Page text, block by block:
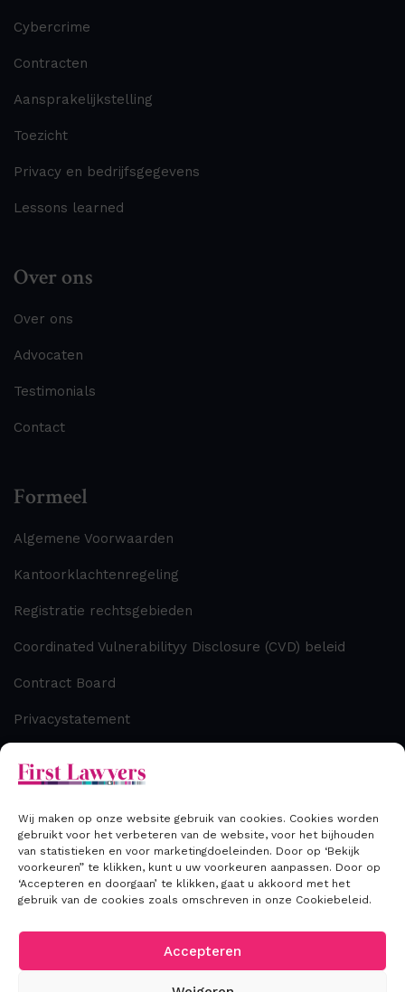
Wij maken op onze website gebruik van cookies. Cookies worden
gebruikt voor het verbeteren van de website, voor het bijhouden
van statistieken en voor marketingdoeleinden. Door op ‘Bekijk
voorkeuren” te klikken, kunt u uw voorkeuren aanpassen. Door op
‘Accepteren en doorgaan’ te klikken, gaat u akkoord met het
gebruik van de cookies zoals omschreven in onze Cookiebeleid.
Accepteren
Cybercrime
Contracten
Aansprakelijkstelling
Toezicht
Privacy en bedrijfsgegevens
Lessons learned
Over ons
Over ons
Advocaten
Testimonials
Contact
Formeel
Algemene Voorwaarden
Kantoorklachtenregeling
Registratie rechtsgebieden
Coordinated Vulnerabilityy Disclosure (CVD) beleid
Contract Board
Privacystatement
Contact
T: +31 (0) 70 306 00 33
E: info@firstlawyers.nl